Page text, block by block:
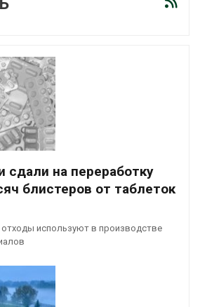
на переработку
блистеров от таблеток
используют в производстве